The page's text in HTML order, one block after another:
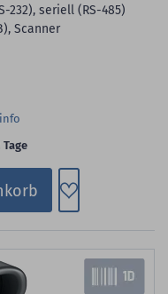
232), seriell (RS-485)
Scanner
Zum